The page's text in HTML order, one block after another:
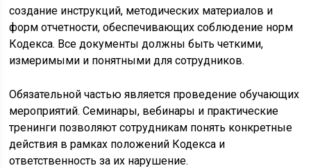
создание инструкций, методических материалов и
форм отчетности, обеспечивающих соблюдение норм
Кодекса. Все документы должны быть четкими,
измеримыми и понятными для сотрудников.
Обязательной частью является проведение обучающих
мероприятий. Семинары, вебинары и практические
тренинги позволяют сотрудникам понять конкретные
действия в рамках положений Кодекса и
ответственность за их нарушение.